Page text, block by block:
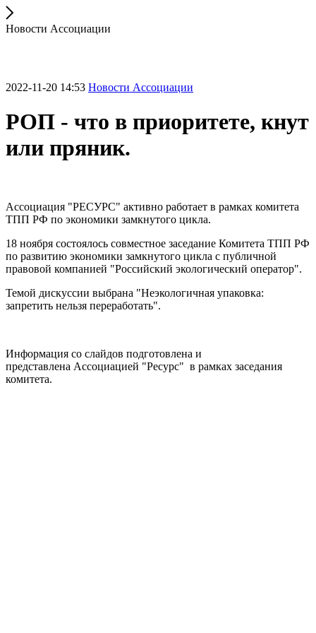
Новости Ассоциации
2022-11-20 14:53 Новости Ассоциации
РОП - что в приоритете, кнут
или пряник.
Ассоциация "РЕСУРС" активно работает в рамках комитета
ТПП РФ по экономики замкнутого цикла.
18 ноября состоялось совместное заседание Комитета ТПП РФ
по развитию экономики замкнутого цикла с публичной
правовой компанией "Российский экологический оператор".
Темой дискуссии выбрана "Неэкологичная упаковка:
запретить нельзя переработать".
Информация со слайдов подготовлена и
представлена Ассоциацией "Ресурс" в рамках заседания
комитета.